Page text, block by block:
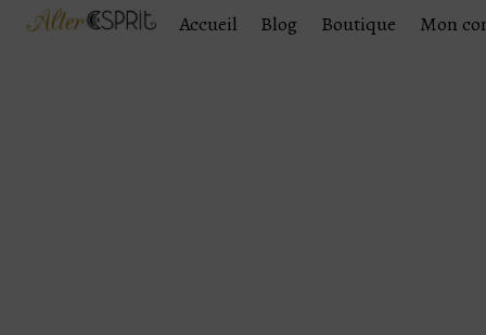
Accueil Blog Boutique Mon